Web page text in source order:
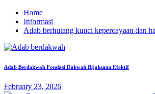
Home
Informasi
Adab berhutang kunci kepercayaan dan
Adab Berdakwah Fondasi Dakwah Bijaksana Efektif
February 23, 2026